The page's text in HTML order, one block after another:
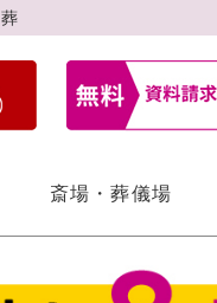
斎場・葬儀場